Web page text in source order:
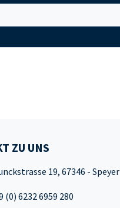
ZU UNS
19, 67346 - Speyer
(0) 6232 6959 280